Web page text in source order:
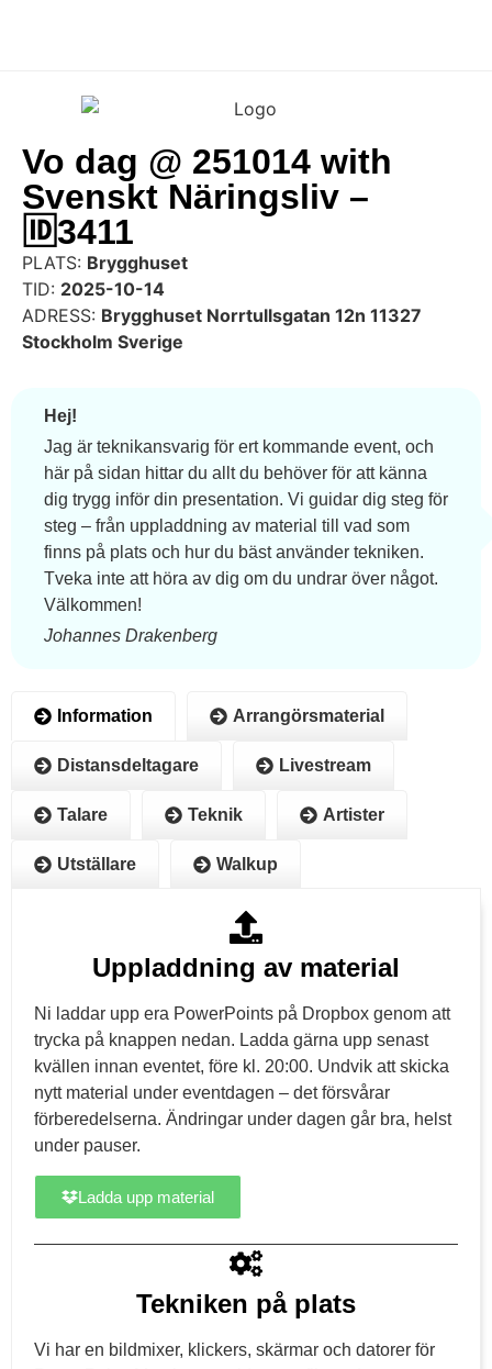
Vo dag @ 251014 with
Svenskt Näringsliv –
🆔3411
PLATS: Brygghuset
TID: 2025-10-14
ADRESS: Brygghuset Norrtullsgatan 12n 11327
Stockholm Sverige
Hej!
Jag är teknikansvarig för ert kommande event, och
här på sidan hittar du allt du behöver för att känna
dig trygg inför din presentation. Vi guidar dig steg för
steg – från uppladdning av material till vad som
finns på plats och hur du bäst använder tekniken.
Tveka inte att höra av dig om du undrar över något.
Välkommen!
Johannes Drakenberg
Information Arrangörsmaterial
Distansdeltagare Livestream
Talare Teknik Artister
Utställare Walkup
Uppladdning av material
Ni laddar upp era PowerPoints på Dropbox genom att
trycka på knappen nedan. Ladda gärna upp senast
kvällen innan eventet, före kl. 20:00. Undvik att skicka
nytt material under eventdagen – det försvårar
förberedelserna. Ändringar under dagen går bra, helst
under pauser.
Ladda upp material
Tekniken på plats
Vi har en bildmixer, klickers, skärmar och datorer för